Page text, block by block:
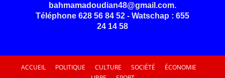
bahmamadoudian48@gmail.com.
Téléphone 628 56 84 52 - Watschap : 655
24 14 58
ACCUEIL POLITIQUE CULTURE SOCIÉTÉ
ÉCONOMIE